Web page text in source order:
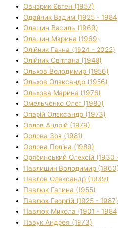
Овчарик Євген (1957)
Одайник Вадим (1925 -
Олашин Василь (1969)
Олашин Марина (1969)
Олійник Ганна (1924 - 2022)
Олійник Світлана (1948)
Ольхов Володимир (1956)
Ольхов Олександр (1956)
Ольхова Марина (1976)
Омельченко Олег (1980)
Опарій Олександр (1973)
Орлов Андрій (1979)
Орлова Зоя (1981)
Орлова Поліна (1989)
Орябинський Олексій (1930
Павлишин Володимир (1960)
Павлов Олександр (1939)
Павлюк Галина (1955)
Павлюк Георгій (1925 - 1987)
Павлюк Микола (1901 -
Павук Андрея (1973)